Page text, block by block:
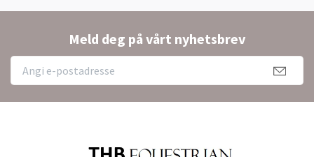
Meld deg på vårt nyhetsbrev